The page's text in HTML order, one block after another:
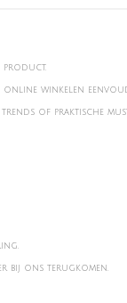
product.
online winkelen
of praktische
bij ons terugkomen.